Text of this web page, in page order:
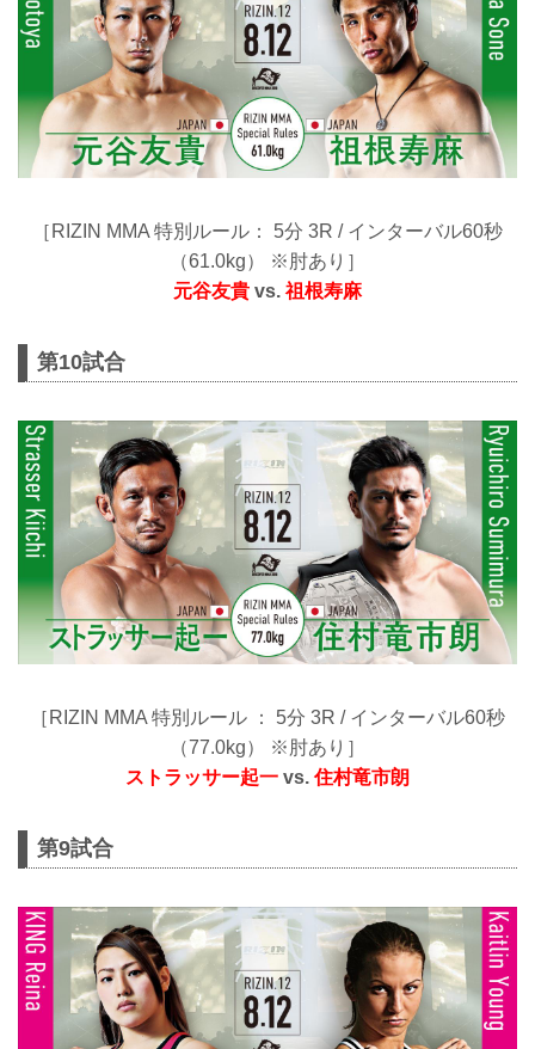
［RIZIN MMA 特別ルール： 5分 3R / インターバル60秒
（61.0kg） ※肘あり］
元谷友貴 vs. 祖根寿麻
第10試合
［RIZIN MMA 特別ルール ： 5分 3R / インターバル60秒
（77.0kg） ※肘あり］
ストラッサー起一 vs. 住村竜市朗
第9試合